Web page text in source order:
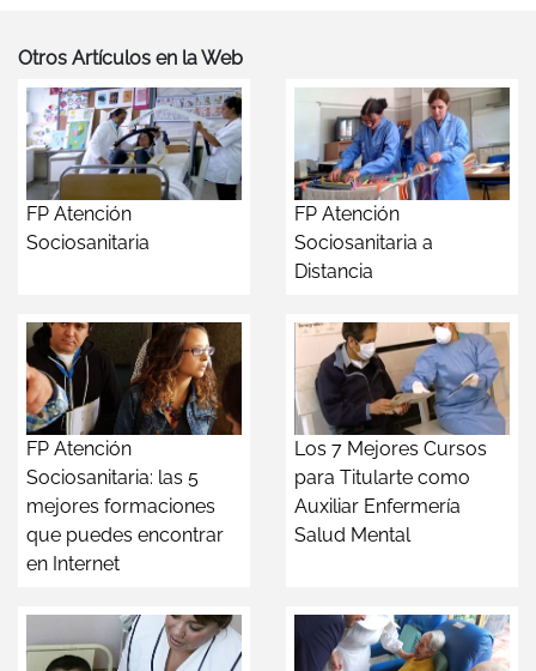
Otros Artículos en la Web
FP Atención
Sociosanitaria
FP Atención
Sociosanitaria a
Distancia
FP Atención
Sociosanitaria: las 5
mejores formaciones
que puedes encontrar
en Internet
Los 7 Mejores Cursos
para Titularte como
Auxiliar Enfermería
Salud Mental